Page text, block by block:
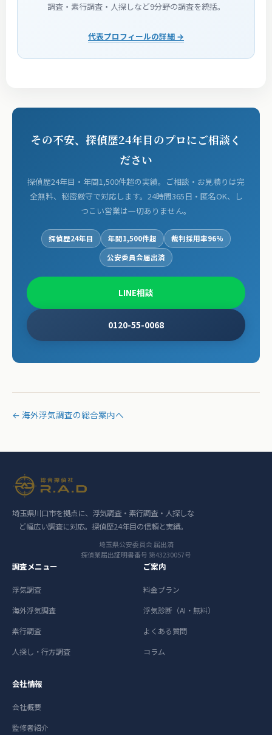
調査・素行調査・人探しなど9分野の調査を統括。
代表プロフィールの詳細 →
その不安、探偵歴24年目のプロにご相談く
ださい
探偵歴24年目・年間1,500件超の実績。ご相談・お見積りは完
全無料、秘密厳守で対応します。24時間365日・匿名OK、し
つこい営業は一切ありません。
探偵歴24年目 年間1,500件超
裁判採用率96%
公安委員会届出済
0120-55-0068
LINE相談
← 海外浮気調査の総合案内へ
埼玉県川口市を拠点に、浮気調査・素行調査・人探しな
ど幅広い調査に対応。探偵歴24年目の信頼と実績。
埼玉県公安委員会 届出済
探偵業届出証明書番号 第43230057号
調査メニュー
浮気調査
海外浮気調査
素行調査
人探し・行方調査
ご案内
料金プラン
浮気診断（AI・無料）
よくある質問
コラム
会社情報
会社概要
監修者紹介